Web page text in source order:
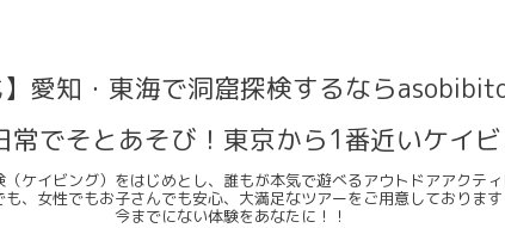
】愛知・東海で洞窟探検するなら
常でそとあそび！東京から1番近いケイビ
ケイビング）をはじめとし、誰もが本気で遊べるアウトドアアクティ
も、女性でもお子さんでも安心、大満足なツアーをご用意しております
今までにない体験をあなたに！！